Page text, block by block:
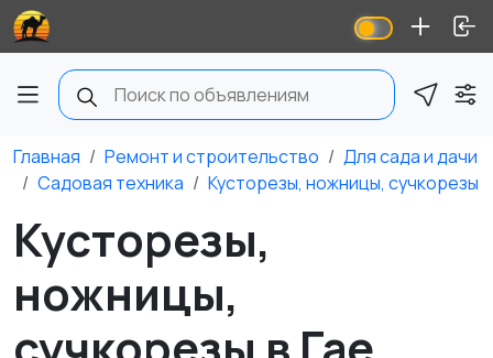
Главная Ремонт и строительство
Для сада и дачи
Садовая техника
Кусторезы, ножницы, сучкорезы
Кусторезы,
ножницы,